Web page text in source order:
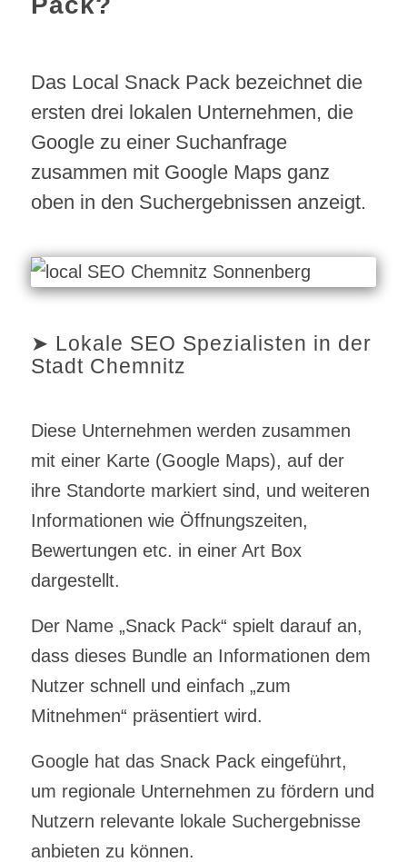
Das Local Snack Pack bezeichnet die
ersten drei lokalen Unternehmen, die
Google zu einer Suchanfrage
zusammen mit Google Maps ganz
oben in den Suchergebnissen anzeigt.
➤ Lokale SEO Spezialisten in der
Stadt Chemnitz
Diese Unternehmen werden zusammen
mit einer Karte (Google Maps), auf der
ihre Standorte markiert sind, und weiteren
Informationen wie Öffnungszeiten,
Bewertungen etc. in einer Art Box
dargestellt.
Der Name „Snack Pack“ spielt darauf an,
dass dieses Bundle an Informationen dem
Nutzer schnell und einfach „zum
Mitnehmen“ präsentiert wird.
Google hat das Snack Pack eingeführt,
um regionale Unternehmen zu fördern und
Nutzern relevante lokale Suchergebnisse
anbieten zu können.